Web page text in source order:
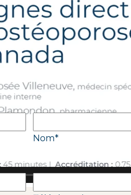
administrative
ci-dessous. Notre
Nom
Nom*
Téléphone *